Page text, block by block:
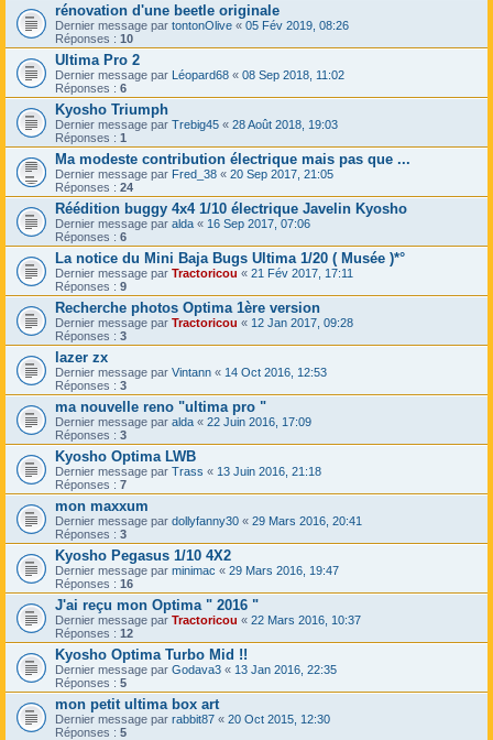
rénovation d'une beetle originale
Dernier message par tontonOlive « 05 Fév 2019, 08:26
Réponses : 10
Ultima Pro 2
Dernier message par Léopard68 « 08 Sep 2018, 11:02
Réponses : 6
Kyosho Triumph
Dernier message par Trebig45 « 28 Août 2018, 19:03
Réponses : 1
Ma modeste contribution électrique mais pas que ...
Dernier message par Fred_38 « 20 Sep 2017, 21:05
Réponses : 24
Réédition buggy 4x4 1/10 électrique Javelin Kyosho
Dernier message par alda « 16 Sep 2017, 07:06
Réponses : 6
La notice du Mini Baja Bugs Ultima 1/20 ( Musée )*°
Dernier message par Tractoricou « 21 Fév 2017, 17:11
Réponses : 9
Recherche photos Optima 1ère version
Dernier message par Tractoricou « 12 Jan 2017, 09:28
Réponses : 3
lazer zx
Dernier message par Vintann « 14 Oct 2016, 12:53
Réponses : 3
ma nouvelle reno "ultima pro "
Dernier message par alda « 22 Juin 2016, 17:09
Réponses : 3
Kyosho Optima LWB
Dernier message par Trass « 13 Juin 2016, 21:18
Réponses : 7
mon maxxum
Dernier message par dollyfanny30 « 29 Mars 2016, 20:41
Réponses : 3
Kyosho Pegasus 1/10 4X2
Dernier message par minimac « 29 Mars 2016, 19:47
Réponses : 16
J'ai reçu mon Optima " 2016 "
Dernier message par Tractoricou « 22 Mars 2016, 10:37
Réponses : 12
Kyosho Optima Turbo Mid !!
Dernier message par Godava3 « 13 Jan 2016, 22:35
Réponses : 5
mon petit ultima box art
Dernier message par rabbit87 « 20 Oct 2015, 12:30
Réponses : 5